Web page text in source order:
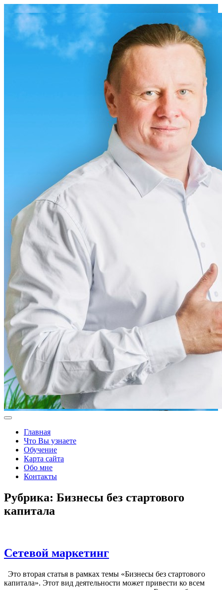
Главная
Что Вы узнаете
Обучение
Карта сайта
Обо мне
Контакты
Рубрика: Бизнесы без стартового
капитала
Сетевой маркетинг
Это вторая статья в рамках темы «Бизнесы без стартового
капитала». Этот вид деятельности может привести ко всем